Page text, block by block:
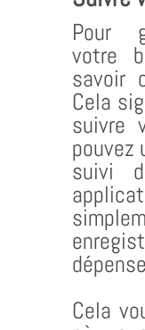
Pour
votre
savoir
Cela
suivre
pouvez
suivi
Cela